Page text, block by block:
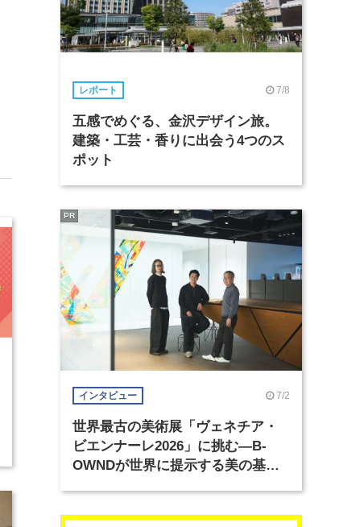
レポート 7/8
五感でめぐる、金沢デザイン旅。
建築・工芸・香りに出会う4つのス
ポット
インタビュー 7/2
世界最古の美術展「ヴェネチア・
ビエンナーレ2026」に挑む―B-
OWNDが世界に提示する美の基準
PR